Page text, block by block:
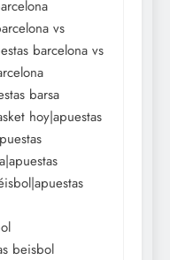
vs
barcelona vs
barsa
hoy|apuestas
beisbol